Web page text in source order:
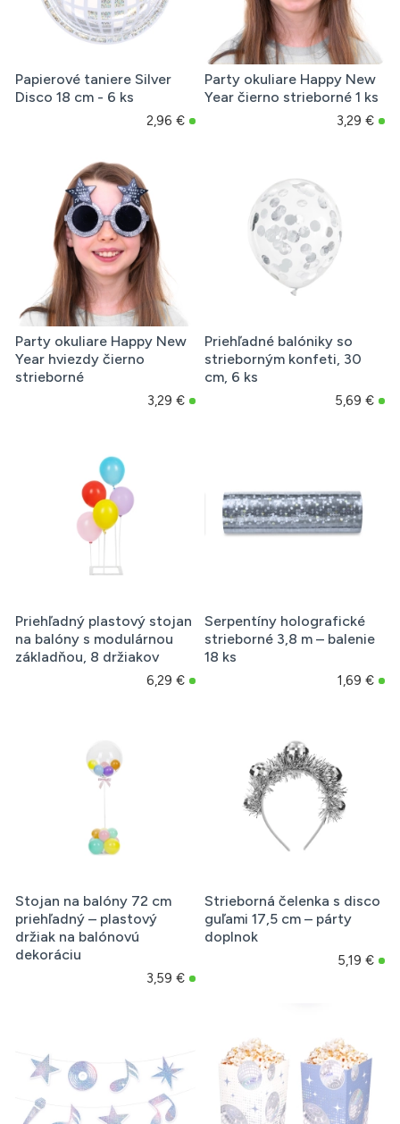
Papierové taniere Silver
Disco 18 cm - 6 ks
2,96 €
Party okuliare Happy New
Year čierno strieborné 1 ks
3,29 €
Party okuliare Happy New
Year hviezdy čierno
strieborné
3,29 €
Priehľadné balóniky so
strieborným konfeti, 30
cm, 6 ks
5,69 €
Priehľadný plastový stojan
na balóny s modulárnou
základňou, 8 držiakov
6,29 €
Serpentíny holografické
strieborné 3,8 m – balenie
18 ks
1,69 €
Stojan na balóny 72 cm
priehľadný – plastový
držiak na balónovú
dekoráciu
3,59 €
Strieborná čelenka s disco
guľami 17,5 cm – párty
doplnok
5,19 €